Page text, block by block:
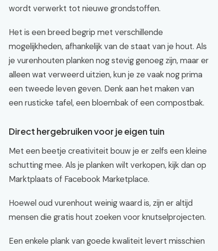
wordt verwerkt tot nieuwe grondstoffen.
Het is een breed begrip met verschillende
mogelijkheden, afhankelijk van de staat van je hout. Als
je vurenhouten planken nog stevig genoeg zijn, maar er
alleen wat verweerd uitzien, kun je ze vaak nog prima
een tweede leven geven. Denk aan het maken van
een rusticke tafel, een bloembak of een compostbak.
Direct hergebruiken voor je eigen tuin
Met een beetje creativiteit bouw je er zelfs een kleine
schutting mee. Als je planken wilt verkopen, kijk dan op
Marktplaats of Facebook Marketplace.
Hoewel oud vurenhout weinig waard is, zijn er altijd
mensen die gratis hout zoeken voor knutselprojecten.
Een enkele plank van goede kwaliteit levert misschien